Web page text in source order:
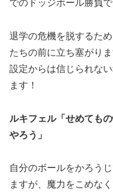
でのドッジボール勝負で
退学の危機を脱するた
たちの前に立ち塞がり
設定からは信じられな
ます！
ルキフェル「せめても
やろう」
自分のボールをかろう
ますが、魔力をこめな